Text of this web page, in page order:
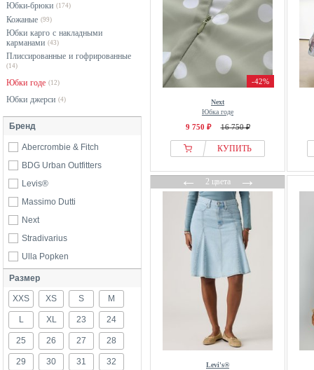
Юбки-брюки (174)
Кожаные (99)
Юбки карго с накладными
карманами (43)
Плиссированные и гофрированные
(14)
Юбки годе (12)
Юбки джерси (4)
Бренд
Abercrombie & Fitch
BDG Urban Outfitters
Levis®
Massimo Dutti
Next
Stradivarius
Ulla Popken
Размер
XXS XS S M
L XL 23 24
25 26 27 28
29 30 31 32
-42%
Next
Юбка годе
9 750 ₽ 16 750 ₽
КУПИТЬ
←2 цвета→
Levi's®